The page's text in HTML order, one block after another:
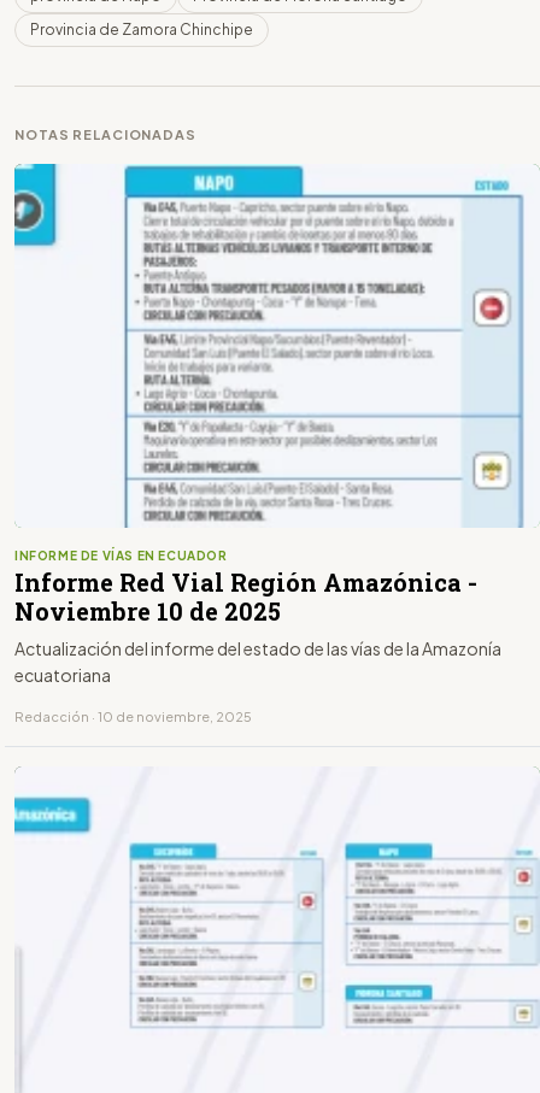
Provincia de Zamora Chinchipe
NOTAS RELACIONADAS
INFORME DE VÍAS EN ECUADOR
Informe Red Vial Región Amazónica -
Noviembre 10 de 2025
Actualización del informe del estado de las vías de la Amazonía
ecuatoriana
Redacción · 10 de noviembre, 2025